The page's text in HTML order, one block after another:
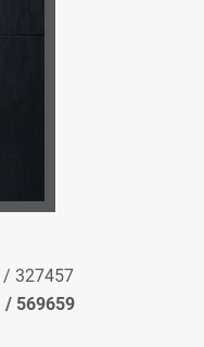
/ 327457
/ 569659